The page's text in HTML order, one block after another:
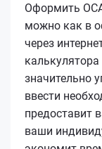
Оформить
можно как в
через
значительно
ввести
предоставит
ваши